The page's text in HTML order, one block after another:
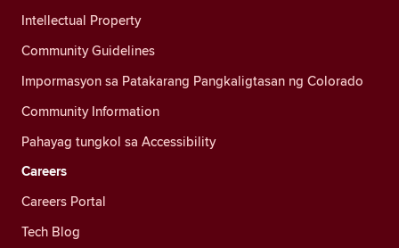
Intellectual Property
Community Guidelines
Impormasyon sa Patakarang Pangkaligtasan ng Colorado
Community Information
Pahayag tungkol sa Accessibility
Careers
Careers Portal
Tech Blog